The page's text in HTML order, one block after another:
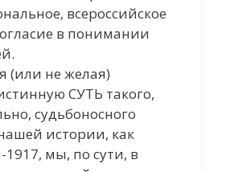
всероссийское
в понимании
(или не желая)
СУТЬ такого,
судьбоносного
истории, как
мы, по сути, в